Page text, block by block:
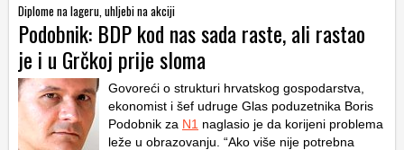
Diplome na lageru, uhljebi na akciji
Podobnik: BDP kod nas sada raste, ali rastao
je i u Grčkoj prije sloma
Govoreći o strukturi hrvatskog gospodarstva,
ekonomist i šef udruge Glas poduzetnika Boris
Podobnik za N1 naglasio je da korijeni problema
leže u obrazovanju. “Ako više nije potrebna